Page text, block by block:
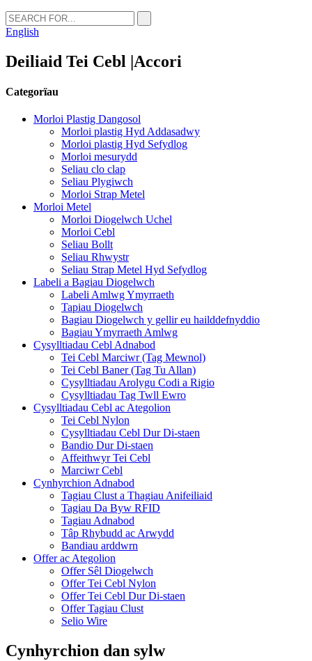
English
Deiliaid Tei Cebl |Accori
Categorïau
Morloi Plastig Dangosol
Morloi plastig Hyd Addasadwy
Morloi plastig Hyd Sefydlog
Morloi mesurydd
Seliau clo clap
Seliau Plygiwch
Morloi Strap Metel
Morloi Metel
Morloi Diogelwch Uchel
Morloi Cebl
Seliau Bollt
Seliau Rhwystr
Seliau Strap Metel Hyd Sefydlog
Labeli a Bagiau Diogelwch
Labeli Amlwg Ymyrraeth
Tapiau Diogelwch
Bagiau Diogelwch y gellir eu hailddefnyddio
Bagiau Ymyrraeth Amlwg
Cysylltiadau Cebl Adnabod
Tei Cebl Marciwr (Tag Mewnol)
Tei Cebl Baner (Tag Tu Allan)
Cysylltiadau Arolygu Codi a Rigio
Cysylltiadau Tag Twll Ewro
Cysylltiadau Cebl ac Ategolion
Tei Cebl Nylon
Cysylltiadau Cebl Dur Di-staen
Bandio Dur Di-staen
Affeithwyr Tei Cebl
Marciwr Cebl
Cynhyrchion Adnabod
Tagiau Clust a Thagiau Anifeiliaid
Tagiau Da Byw RFID
Tagiau Adnabod
Tâp Rhybudd ac Arwydd
Bandiau arddwrn
Offer ac Ategolion
Offer Sêl Diogelwch
Offer Tei Cebl Nylon
Offer Tei Cebl Dur Di-staen
Offer Tagiau Clust
Selio Wire
Cynhyrchion dan sylw